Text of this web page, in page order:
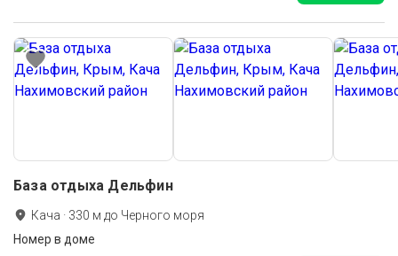
База отдыха Дельфин
Кача · 330 м до Черного моря
Номер в доме